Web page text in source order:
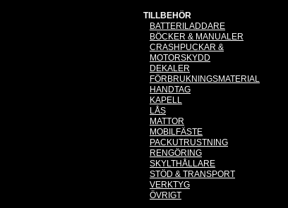
TILLBEHÖR
BATTERILADDARE
BÖCKER & MANUALER
CRASHPUCKAR &
MOTORSKYDD
DEKALER
FÖRBRUKNINGSMATERIAL
HANDTAG
KAPELL
LÅS
MATTOR
MOBILFÄSTE
PACKUTRUSTNING
RENGÖRING
SKYLTHÅLLARE
STÖD & TRANSPORT
VERKTYG
ÖVRIGT